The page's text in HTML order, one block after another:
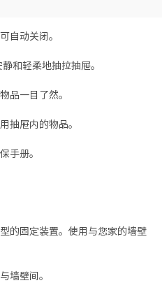
自动关闭。
和轻柔地抽拉抽屉。
品一目了然。
抽屉内的物品。
手册。
的固定装置。使用与您家的墙壁
墙壁间。